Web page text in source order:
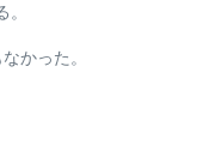
かった。